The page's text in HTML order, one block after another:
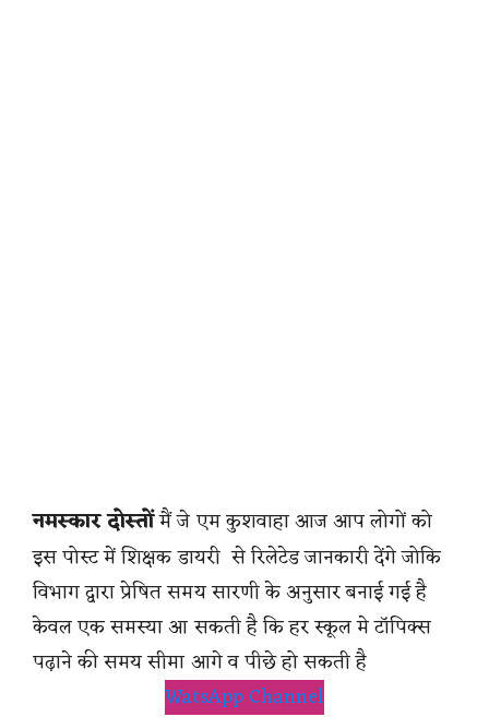
नमस्कार दोस्तोंमैं जे एम कुशवाहा आज आप लोगों को
इस पोस्ट में शिक्षक डायरी से रिलेटेड जानकारी देंगे जोकि
विभाग द्वारा प्रेषित समय सारणी के अनुसार बनाई गई है
केवल एक समस्या आ सकती है कि हर स्कूल मे टॉपिक्स
पढ़ाने की समय सीमा आगे व पीछे हो सकती है
WatsApp Channel